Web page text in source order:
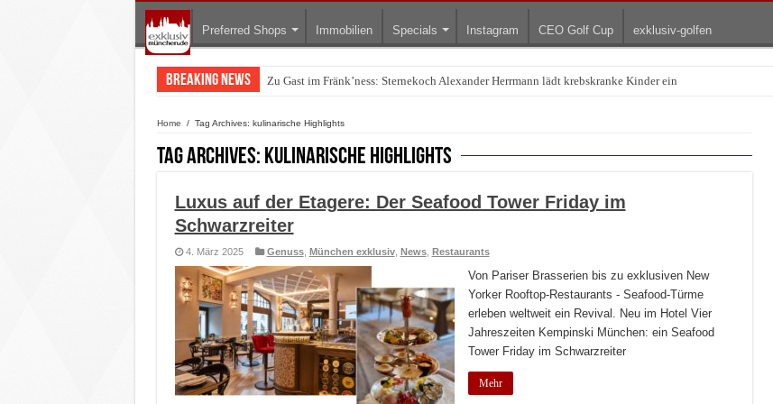
Preferred Shops Immobilien Specials Instagram CEO Golf Cup exklusiv-golfen
Breaking News Zu Gast im Fränk’ness: Sternekoch Alexander Herrmann lädt krebskranke Kinder ein
Warum München gerade zum Treffpunkt der Lingerie-Branche wurde
Home / Tag Archives: kulinarische Highlights
Tag Archives: kulinarische Highlights
Luxus auf der Etagere: Der Seafood Tower Friday im
Schwarzreiter
4. März 2025 Genuss, München exklusiv, News, Restaurants
Von Pariser Brasserien bis zu exklusiven New
Yorker Rooftop-Restaurants - Seafood-Türme
erleben weltweit ein Revival. Neu im Hotel Vier
Jahreszeiten Kempinski München: ein Seafood
Tower Friday im Schwarzreiter
Mehr